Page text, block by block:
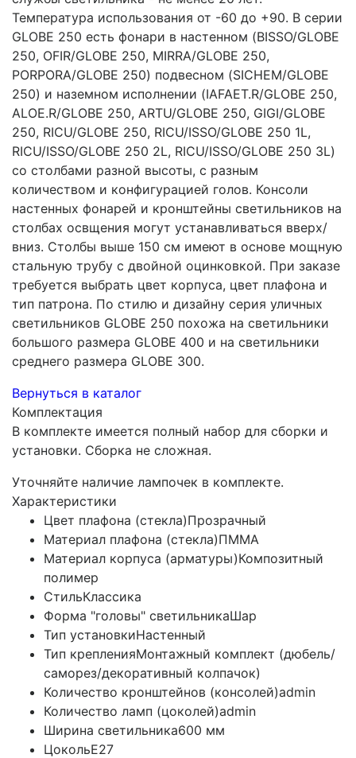
Температура использования от -60 до +90. В серии
GLOBE 250 есть фонари в настенном (BISSO/GLOBE
250, OFIR/GLOBE 250, MIRRA/GLOBE 250,
PORPORA/GLOBE 250) подвесном (SICHEM/GLOBE
250) и наземном исполнении (IAFAET.R/GLOBE 250,
ALOE.R/GLOBE 250, ARTU/GLOBE 250, GIGI/GLOBE
250, RICU/GLOBE 250, RICU/ISSO/GLOBE 250 1L,
RICU/ISSO/GLOBE 250 2L, RICU/ISSO/GLOBE 250 3L)
со столбами разной высоты, с разным
количеством и конфигурацией голов. Консоли
настенных фонарей и кронштейны светильников на
столбах освщения могут устанавливаться вверх/
вниз. Столбы выше 150 см имеют в основе мощную
стальную трубу с двойной оцинковкой. При заказе
требуется выбрать цвет корпуса, цвет плафона и
тип патрона. По стилю и дизайну серия уличных
светильников GLOBE 250 похожа на светильники
большого размера GLOBE 400 и на светильники
среднего размера GLOBE 300.
Вернуться в каталог
Комплектация
В комплекте имеется полный набор для сборки и
установки. Сборка не сложная.
Уточняйте наличие лампочек в комплекте.
Характеристики
Цвет плафона (стекла)Прозрачный
Материал плафона (стекла)ПММА
Материал корпуса (арматуры)Композитный
полимер
СтильКлассика
Форма "головы" светильникаШар
Тип установкиНастенный
Тип крепленияМонтажный комплект (дюбель/
саморез/декоративный колпачок)
Количество кронштейнов (консолей)admin
Количество ламп (цоколей)admin
Ширина светильника600 мм
ЦокольE27